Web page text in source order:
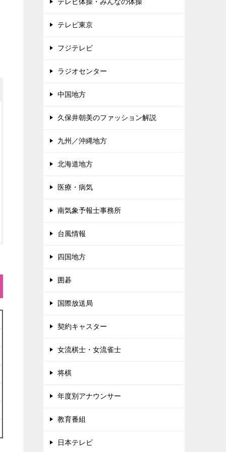
テレビ東京
フジテレビ
ラジオセンター
中国地方
久保井朝美のファッション解説
九州／沖縄地方
北海道地方
医療・病気
南気象予報士事務所
台風情報
四国地方
囲碁
国際放送局
契約キャスター
女流棋士・女流雀士
将棋
年度別アナウンサー
教育番組
日本テレビ